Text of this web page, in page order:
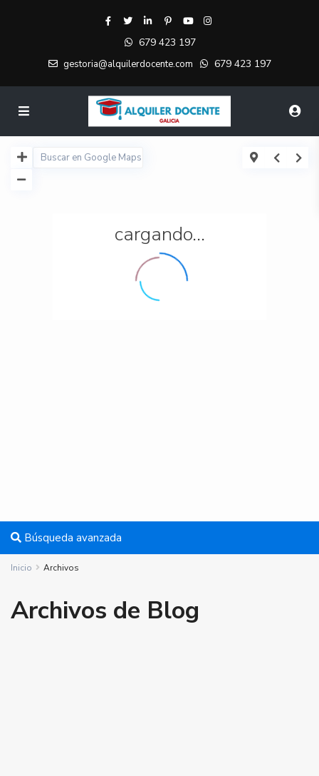
679 423 197
gestoria@alquilerdocente.com 679 423 197
cargando...
Búsqueda avanzada
Inicio Archivos
Archivos de Blog